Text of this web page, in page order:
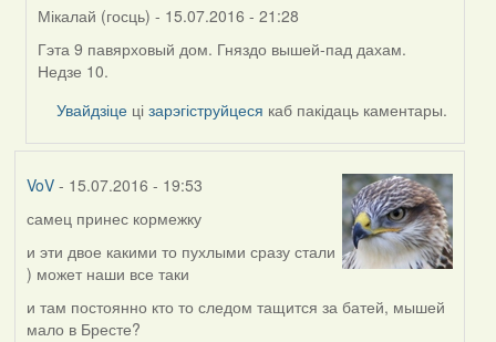
Мікалай (госць) - 15.07.2016 - 21:28
In
reply
VoV
Гэта 9 павярховый дом. Гняздо вышей-пад дахам.
Недзе 10.
Увайдзіце цізарэгіструйцеся каб пакідаць каментары.
VoV- 15.07.2016 - 19:53
самец принес кормежку
и эти двое какими то пухлыми сразу стали
) может наши все таки
и там постоянно кто то следом тащится за батей, мышей
мало в Бресте?